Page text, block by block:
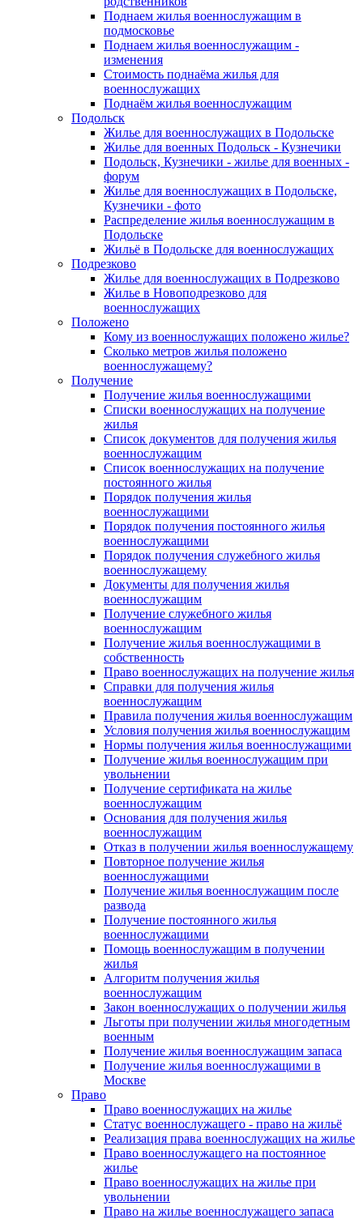
Поднаем жилья военнослужащим в
подмосковье
Поднаем жилья военнослужащим -
изменения
Стоимость поднаёма жилья для
военнослужащих
Поднаём жилья военнослужащим
Подольск
Жилье для военнослужащих в Подольске
Жилье для военных Подольск - Кузнечики
Подольск, Кузнечики - жилье для военных -
форум
Жилье для военнослужащих в Подольске,
Кузнечики - фото
Распределение жилья военнослужащим в
Подольске
Жильё в Подольске для военнослужащих
Подрезково
Жилье для военнослужащих в Подрезково
Жилье в Новоподрезково для
военнослужащих
Положено
Кому из военнослужащих положено жилье?
Сколько метров жилья положено
военнослужащему?
Получение
Получение жилья военнослужащими
Списки военнослужащих на получение
жилья
Список документов для получения жилья
военнослужащим
Список военнослужащих на получение
постоянного жилья
Порядок получения жилья
военнослужащими
Порядок получения постоянного жилья
военнослужащими
Порядок получения служебного жилья
военнослужащему
Документы для получения жилья
военнослужащим
Получение служебного жилья
военнослужащим
Получение жилья военнослужащими в
собственность
Право военнослужащих на получение жилья
Справки для получения жилья
военнослужащим
Правила получения жилья военнослужащим
Условия получения жилья военнослужащим
Нормы получения жилья военнослужащими
Получение жилья военнослужащим при
увольнении
Получение сертификата на жилье
военнослужащим
Основания для получения жилья
военнослужащим
Отказ в получении жилья военнослужащему
Повторное получение жилья
военнослужащими
Получение жилья военнослужащим после
развода
Получение постоянного жилья
военнослужащими
Помощь военнослужащим в получении
жилья
Алгоритм получения жилья
военнослужащим
Закон военнослужащих о получении жилья
Льготы при получении жилья многодетным
военным
Получение жилья военнослужащим запаса
Получение жилья военнослужащими в
Москве
Право
Право военнослужащих на жилье
Статус военнослужащего - право на жильё
Реализация права военнослужащих на жилье
Право военнослужащего на постоянное
жилье
Право военнослужащих на жилье при
увольнении
Право на жилье военнослужащего запаса